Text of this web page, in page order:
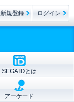
SEGA IDとは
アーケード
新規登録 ログイン